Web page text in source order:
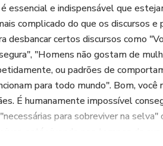
essencial e indispensável que
complicado do que os discursos e
desbancar certos discursos como
"Homens não gostam de
ou padrões de
para todo mundo". Bom, você
É humanamente impossível
para sobreviver na selva"